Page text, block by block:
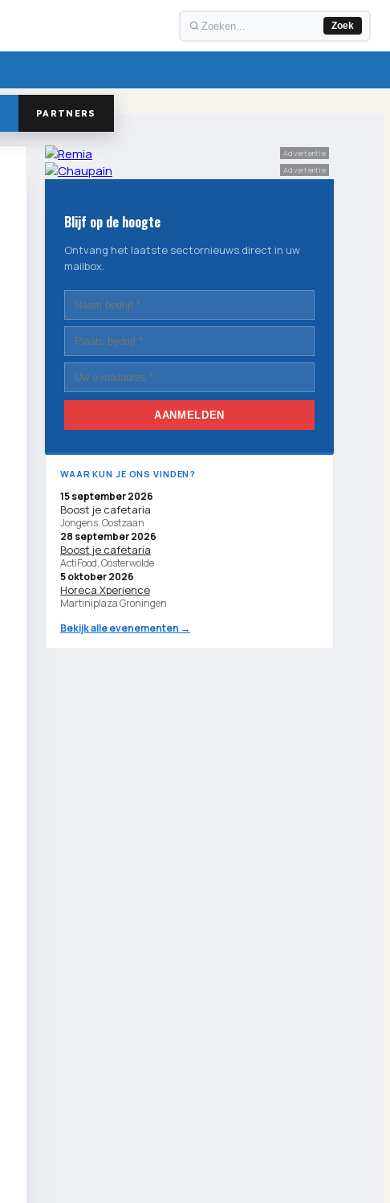
Zoek
PARTNERS
Advertentie
Advertentie
Blijf op de hoogte
Ontvang het laatste sectornieuws direct in uw
mailbox.
AANMELDEN
WAAR KUN JE ONS VINDEN?
15 september 2026
Boost je cafetaria
Jongens, Oostzaan
28 september 2026
Boost je cafetaria
ActiFood, Oosterwolde
5 oktober 2026
Horeca Xperience
Martiniplaza Groningen
Bekijk alle evenementen →